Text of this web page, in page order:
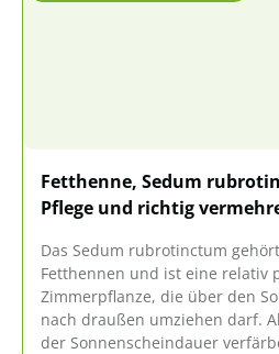
Fetthenne, Sedum
Pflege und richtig
Das Sedum rubrotinctum
Fetthennen und ist eine relativ
Zimmerpflanze, die über den
nach draußen umziehen darf.
der Sonnenscheindauer